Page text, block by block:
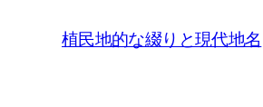
植民地的な綴りと現代地名